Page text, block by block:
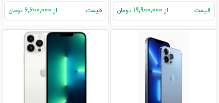
قیمت از تومان قیمت از تومان